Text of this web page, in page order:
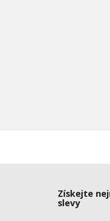
Získejte
slevy